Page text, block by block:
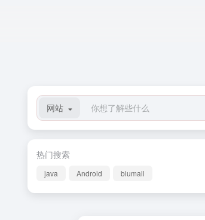
网站
热门搜索
java Android biumall